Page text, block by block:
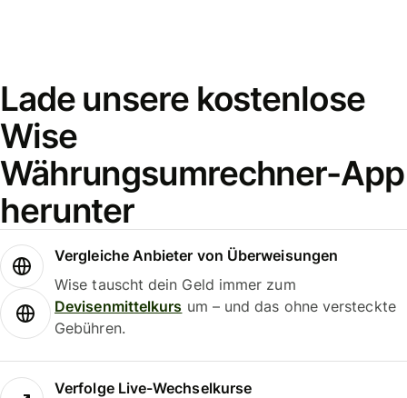
Lade unsere kostenlose
Wise
Währungsumrechner-App
herunter
Vergleiche Anbieter von Überweisungen
Wise tauscht dein Geld immer zum
Devisenmittelkurs um – und das ohne versteckte
Gebühren.
Verfolge Live-Wechselkurse